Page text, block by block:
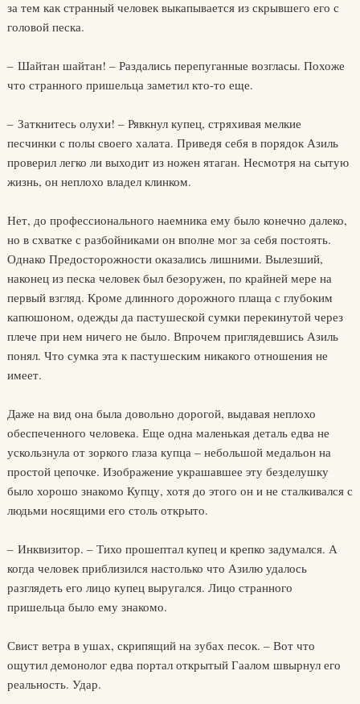
за тем как странный человек выкапывается из скрывшего его с
головой песка.
– Шайтан шайтан! – Раздались перепуганные возгласы. Похоже
что странного пришельца заметил кто-то еще.
– Заткнитесь олухи! – Рявкнул купец, стряхивая мелкие
песчинки с полы своего халата. Приведя себя в порядок Азиль
проверил легко ли выходит из ножен ятаган. Несмотря на сытую
жизнь, он неплохо владел клинком.
Нет, до профессионального наемника ему было конечно далеко,
но в схватке с разбойниками он вполне мог за себя постоять.
Однако Предосторожности оказались лишними. Вылезший,
наконец из песка человек был безоружен, по крайней мере на
первый взгляд. Кроме длинного дорожного плаща с глубоким
капюшоном, одежды да пастушеской сумки перекинутой через
плече при нем ничего не было. Впрочем приглядевшись Азиль
понял. Что сумка эта к пастушеским никакого отношения не
имеет.
Даже на вид она была довольно дорогой, выдавая неплохо
обеспеченного человека. Еще одна маленькая деталь едва не
ускользнула от зоркого глаза купца – небольшой медальон на
простой цепочке. Изображение украшавшее эту безделушку
было хорошо знакомо Купцу, хотя до этого он и не сталкивался с
людьми носящими его столь открыто.
– Инквизитор. – Тихо прошептал купец и крепко задумался. А
когда человек приблизился настолько что Азилю удалось
разглядеть его лицо купец выругался. Лицо странного
пришельца было ему знакомо.
Свист ветра в ушах, скрипящий на зубах песок. – Вот что
ощутил демонолог едва портал открытый Гаалом швырнул его
реальность. Удар.